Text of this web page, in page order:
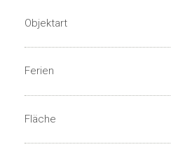
Objektart
Ferien
Fläche